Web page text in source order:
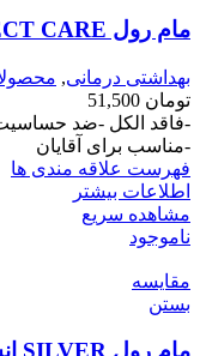
مام رول PROTECT CARE انشور بوسوم
بهداشتی درمانی,
تومان
-مناسب برای آقایان
فهرست علاقه مندی ها
اطلاعات بیشتر
مشاهده سریع
ناموجود
مقایسه
بستن
مام رول SILVER انشور بوسوم